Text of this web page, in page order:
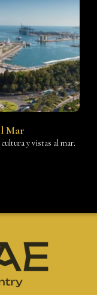
Mar
y vistas al mar.